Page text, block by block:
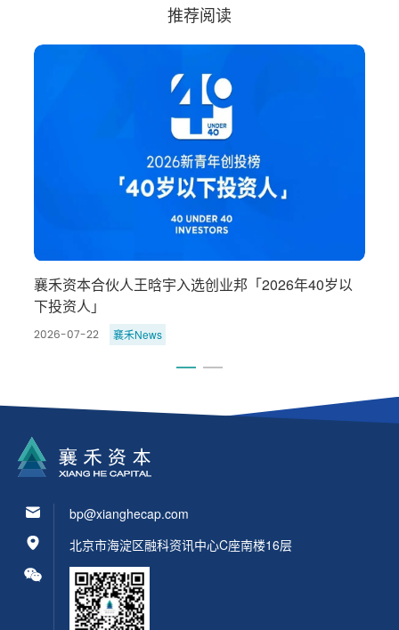
推荐阅读
襄禾资本合伙人王晗宇入选创业邦「2026年40岁以
下投资人」
2026-07-22 襄禾News
北京市海淀区融科资讯中心C座南楼16层
bp@xianghecap.com